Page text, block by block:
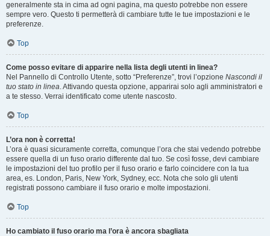
generalmente sta in cima ad ogni pagina, ma questo potrebbe non essere
sempre vero. Questo ti permetterà di cambiare tutte le tue impostazioni e le
preferenze.
Top
Come posso evitare di apparire nella lista degli utenti in linea?
Nel Pannello di Controllo Utente, sotto “Preferenze”, trovi l’opzione Nascondi il
tuo stato in linea. Attivando questa opzione, apparirai solo agli amministratori e
a te stesso. Verrai identificato come utente nascosto.
Top
L’ora non è corretta!
L’ora è quasi sicuramente corretta, comunque l’ora che stai vedendo potrebbe
essere quella di un fuso orario differente dal tuo. Se così fosse, devi cambiare
le impostazioni del tuo profilo per il fuso orario e farlo coincidere con la tua
area, es. London, Paris, New York, Sydney, ecc. Nota che solo gli utenti
registrati possono cambiare il fuso orario e molte impostazioni.
Top
Ho cambiato il fuso orario ma l’ora è ancora sbagliata